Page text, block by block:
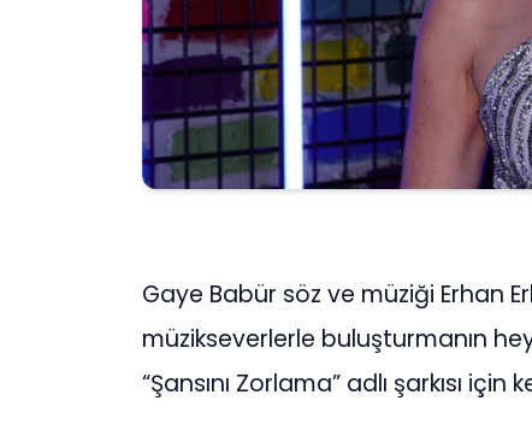
Gaye Babür söz ve müziği Erhan
müzikseverlerle buluşturmanın
“Şansını Zorlama” adlı şarkısı